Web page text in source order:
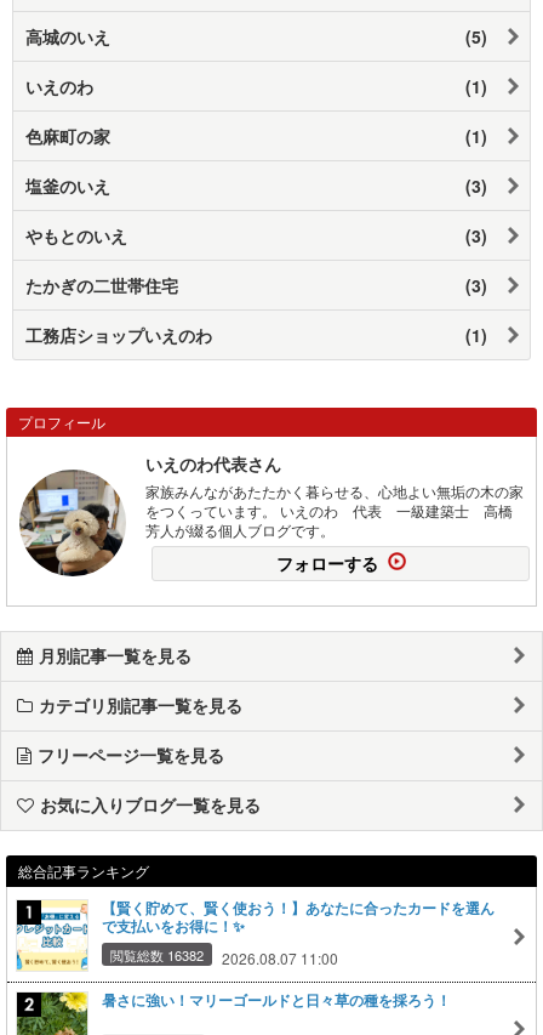
高城のいえ (5)
いえのわ (1)
色麻町の家 (1)
塩釜のいえ (3)
やもとのいえ (3)
たかぎの二世帯住宅 (3)
工務店ショップいえのわ (1)
プロフィール
いえのわ代表さん
家族みんながあたたかく暮らせる、心地よい無垢の木の家
をつくっています。 いえのわ 代表 一級建築士 高橋
芳人が綴る個人ブログです。
フォローする
月別記事一覧を見る
カテゴリ別記事一覧を見る
フリーページ一覧を見る
お気に入りブログ一覧を見る
総合記事ランキング
【賢く貯めて、賢く使おう！】あなたに合ったカードを選ん
で支払いをお得に！✨
閲覧総数 16382 2026.08.07 11:00
暑さに強い！マリーゴールドと日々草の種を採ろう！